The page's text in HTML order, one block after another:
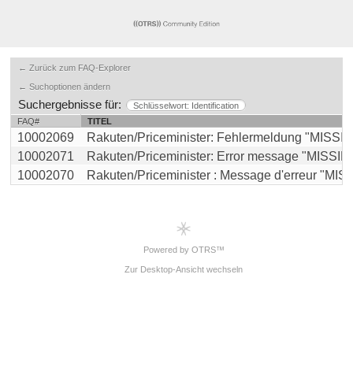
← Zurück zum FAQ-Explorer
← Suchoptionen ändern
Suchergebnisse für:
Schlüsselwort: Identification
FAQ#
TITEL
10002069
Rakuten/Priceminister: Fehlermeldung
10002071
Rakuten/Priceminister: Error message
10002070
Rakuten/Priceminister : Message d'erreur
Powered by OTRS™
Zur Desktop-Ansicht wechseln